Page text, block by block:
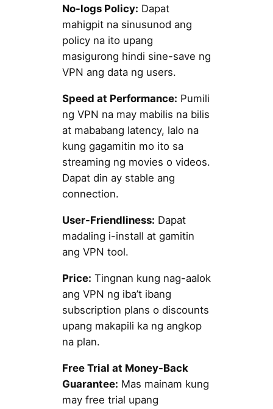
No-logs Policy: Dapat
mahigpit na sinusunod ang
policy na ito upang
masigurong hindi sine-save ng
VPN ang data ng users.
Speed at Performance: Pumili
ng VPN na may mabilis na bilis
at mababang latency, lalo na
kung gagamitin mo ito sa
streaming ng movies o videos.
Dapat din ay stable ang
connection.
User-Friendliness: Dapat
madaling i-install at gamitin
ang VPN tool.
Price: Tingnan kung nag-aalok
ang VPN ng iba’t ibang
subscription plans o discounts
upang makapili ka ng angkop
na plan.
Free Trial at Money-Back
Guarantee: Mas mainam kung
may free trial upang